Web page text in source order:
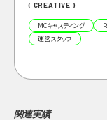
( CREATIVE )
MCキャスティング
運営スタッフ
関連実績